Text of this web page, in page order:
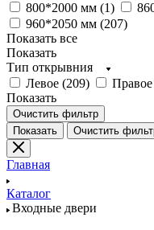
800*2000 мм (1)
960*2050 мм (207)
Показать все
Показать
Тип открывния
Левое (209)
Показать
Очистить фильтр
Показать
Очистить
Главная
Каталог
Входные двери